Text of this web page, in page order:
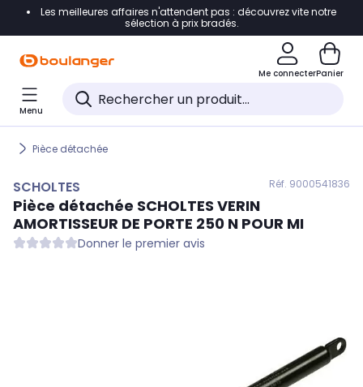
Accéder directement à la navigation
Accéder directement au pied de page
Accéder directement au chatbot
Les meilleures affaires n'attendent pas : découvrez vite notre
sélection à prix bradés.
Me connecterPanier
Menu
Pièce détachée
SCHOLTES Réf. 9000541836
Pièce détachée SCHOLTES VERIN
AMORTISSEUR DE PORTE 250 N POUR MI
Donner le premier avis